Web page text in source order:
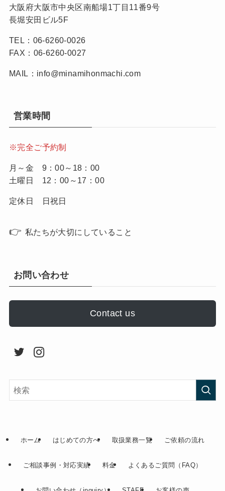
大阪府大阪市中央区南船場1丁目11番9号
長堀安田ビル5F
TEL：06-6260-0026
FAX：06-6260-0027
MAIL：info@minamihonmachi.com
営業時間
※完全ご予約制
月～金 9：00～18：00
土曜日 12：00～17：00
定休日 日祝日
👉 私たちが大切にしていること
お問い合わせ
Contact us
ホーム はじめての方へ 取扱業務一覧 ご依頼の流れ
ご相談事例・対応実績 料金 よくあるご質問（FAQ）